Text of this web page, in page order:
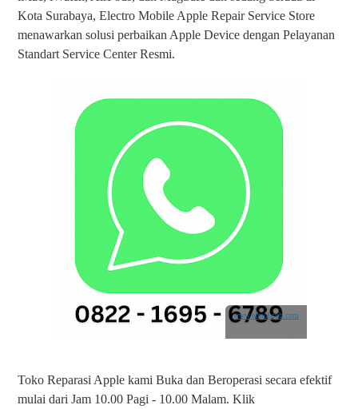
Kota Surabaya, Electro Mobile Apple Repair Service Store
menawarkan solusi perbaikan Apple Device dengan Pelayanan
Standart Service Center Resmi.
www.elmobsub.com
Toko Reparasi Apple kami Buka dan Beroperasi secara efektif
mulai dari Jam 10.00 Pagi - 10.00 Malam. Klik